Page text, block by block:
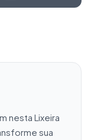
nesta Lixeira
sua